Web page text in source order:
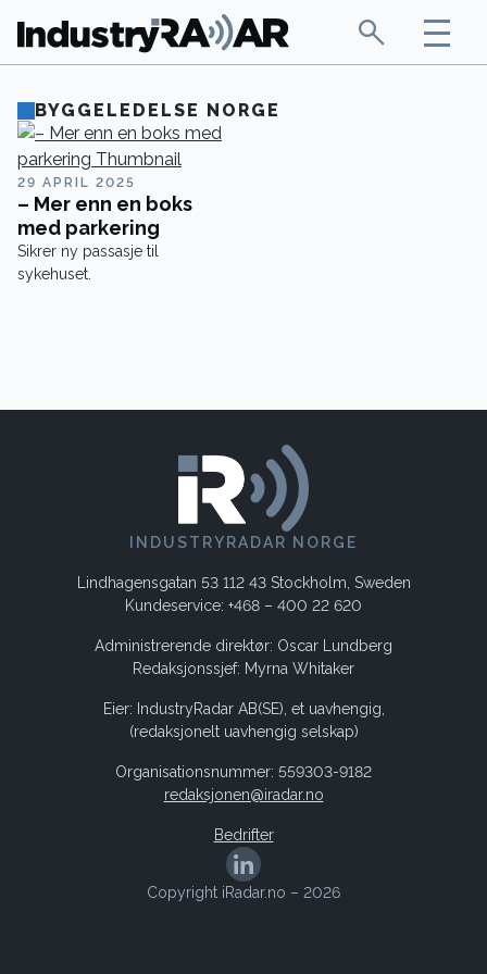
BYGGELEDELSE NORGE
29 APRIL 2025
– Mer enn en boks
med parkering
Sikrer ny passasje til
sykehuset.
INDUSTRYRADAR NORGE
Lindhagensgatan 53 112 43 Stockholm, Sweden
Kundeservice: +468 – 400 22 620
Administrerende direktør: Oscar Lundberg
Redaksjonssjef: Myrna Whitaker
Eier: IndustryRadar AB(SE), et uavhengig,
(redaksjonelt uavhengig selskap)
Organisationsnummer: 559303-9182
redaksjonen@iradar.no
Bedrifter
Copyright iRadar.no – 2026